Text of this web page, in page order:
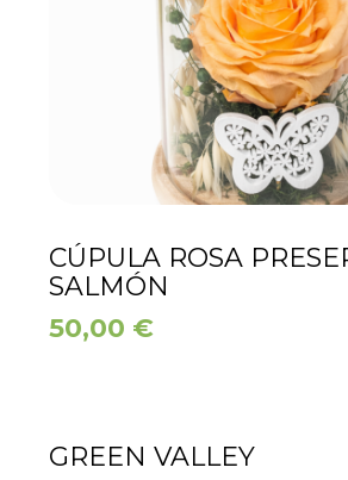
CÚPULA ROSA
SALMÓN
50,00 €
GREEN VALLEY